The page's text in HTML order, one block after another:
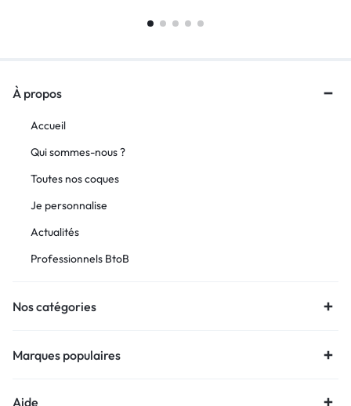
À propos
Accueil
Qui sommes-nous ?
Toutes nos coques
Je personnalise
Actualités
Professionnels BtoB
Nos catégories
Marques populaires
Aide